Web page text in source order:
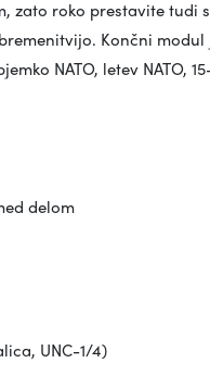
zato roko prestavite tudi
Končni
NATO, letev NATO,
delom
UNC-1/4)